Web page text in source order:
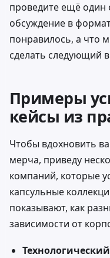
проведите ещё один
обсуждение в
понравилось, а что
сделать следующий
Примеры
кейсы из
Чтобы вдохновить
мерча, приведу
компаний, которые
капсульные
показывают, как
зависимости от